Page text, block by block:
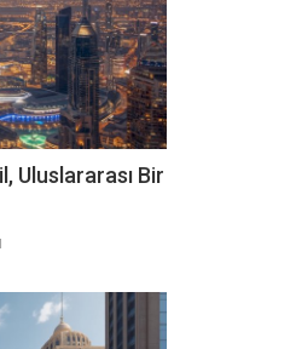
Uluslararası Bir